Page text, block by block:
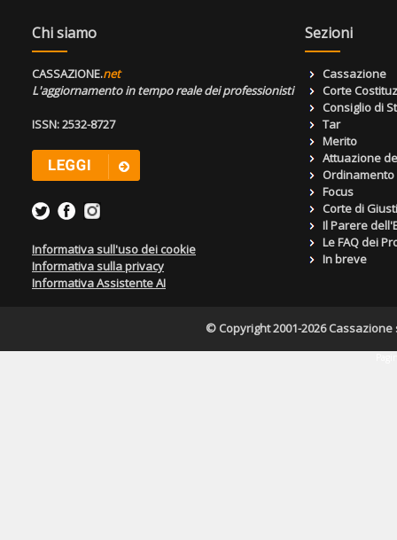
Chi siamo
CASSAZIONE.net
L'aggiornamento in tempo reale dei professionisti
ISSN: 2532-8727
Informativa sull'uso dei cookie
Informativa sulla privacy
Informativa Assistente AI
Sezioni
Cassazione
Corte
Consiglio di
Tar
Merito
Attuazione
Focus
Corte di
Il Parere
Le FAQ dei
In breve
© Copyright 2001-2026 Cassazione